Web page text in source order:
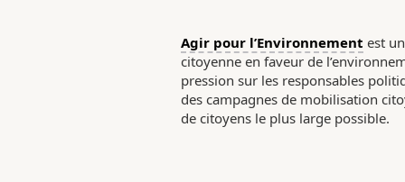
Agir pour l’Environnement est
citoyenne en faveur de
pression sur les responsables
des campagnes de mobilisation
de citoyens le plus large possible.